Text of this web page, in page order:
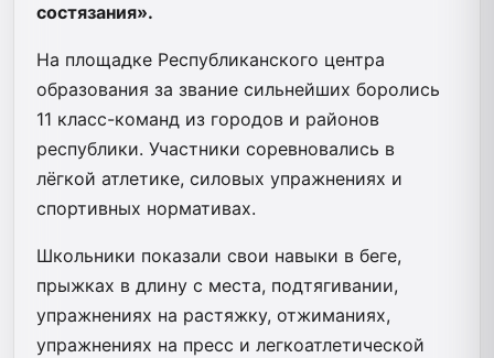
состязания».
На площадке Республиканского центра
образования за звание сильнейших боролись
11 класс-команд из городов и районов
республики. Участники соревновались в
лёгкой атлетике, силовых упражнениях и
спортивных нормативах.
Школьники показали свои навыки в беге,
прыжках в длину с места, подтягивании,
упражнениях на растяжку, отжиманиях,
упражнениях на пресс и легкоатлетической